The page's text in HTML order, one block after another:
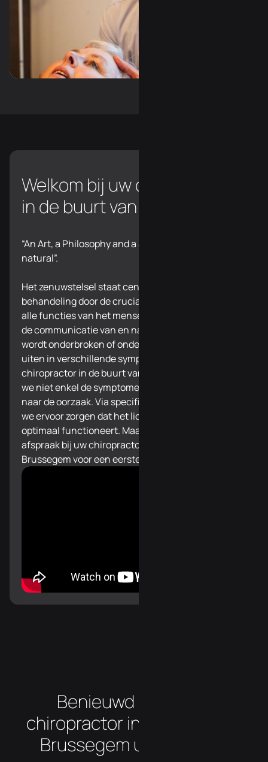
Welkom bij uw chiropractor
in de buurt van Brussegem
“An Art, a Philosophy and a Science of all things
natural”.
Het zenuwstelsel staat centraal in onze
behandeling door de cruciale rol dat het speelt in
alle functies van het menselijk lichaam. Wanneer
de communicatie van en naar het zenuwstelsel
wordt onderbroken of onder druk staat, kan dit zich
uiten in verschillende symptomen. Bij uw
chiropractor in de buurt van Brussegem bestrijden
we niet enkel de symptomen, maar gaan we opzoek
naar de oorzaak. Via specifieke correcties kunnen
we ervoor zorgen dat het lichaam herstelt en terug
optimaal functioneert. Maak vandaag nog een
afspraak bij uw chiropractor in de buurt van
Brussegem voor een eerste kennismaking.
Benieuwd hoe onze
chiropractor in de buurt van
Brussegem uw klachten